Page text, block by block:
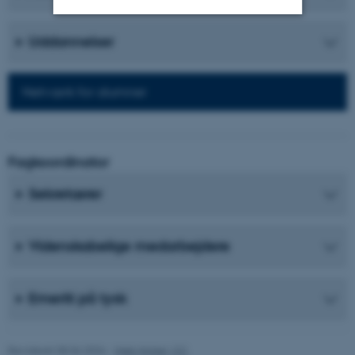
Uddannelser
Fagkoordinator
Sekretærer
Videnskabelige medarbejdere
Emeriti på tysk
Funktionelle Uklassificerede
med at gøre hjemmesiden
grundlæggende funktioner
fungerer uden disse cookies.